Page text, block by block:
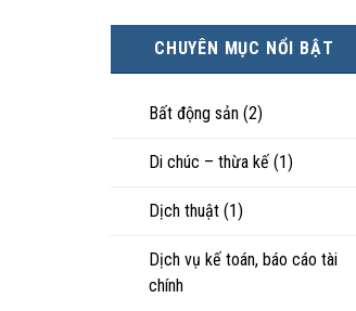
con
Góc
nhìn
tài
chấp
CHUYÊN MỤC NỔI BẬT
Bất động sản (2)
Di chúc – thừa kế (1)
Dịch thuật (1)
Dịch vụ kế toán, báo cáo tài
chính